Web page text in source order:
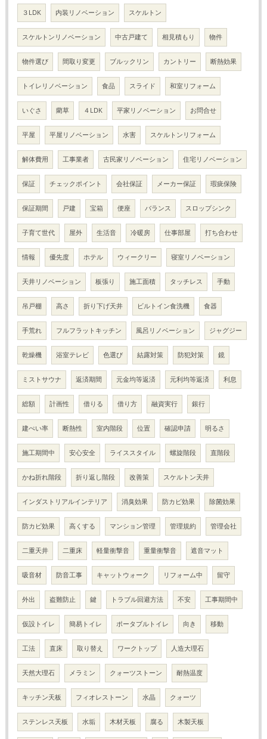
３LDK 内装リノベーション スケルトン
スケルトンリノベーション 中古戸建て 相見積もり 物件
物件選び 間取り変更 ブルックリン カントリー 断熱効果
トイレリノベーション 食品 スライド 和室リフォーム
いぐさ 藺草 ４LDK 平家リノベーション お問合せ
平屋 平屋リノベーション 水害 スケルトンリフォーム
解体費用 工事業者 古民家リノベーション 住宅リノベーション
保証 チェックポイント 会社保証 メーカー保証 瑕疵保険
保証期間 戸建 宝箱 便座 バランス スロップシンク
子育て世代 屋外 生活音 冷暖房 仕事部屋 打ち合わせ
情報 優先度 ホテル ウィークリー 寝室リノベーション
天井リノベーション 板張り 施工面積 タッチレス 手動
吊戸棚 高さ 折り下げ天井 ビルトイン食洗機 食器
手荒れ フルフラットキッチン 風呂リノベーション ジャグジー
乾燥機 浴室テレビ 色選び 結露対策 防犯対策 鏡
ミストサウナ 返済期間 元金均等返済 元利均等返済 利息
総額 計画性 借りる 借り方 融資実行 銀行
建ぺい率 断熱性 室内階段 位置 確認申請 明るさ
施工期間中 安心安全 ライススタイル 螺旋階段 直階段
かね折れ階段 折り返し階段 改善策 スケルトン天井
インダストリアルインテリア 消臭効果 防カビ効果 除菌効果
防カビ効果 高くする マンション管理 管理規約 管理会社
二重天井 二重床 軽量衝撃音 重量衝撃音 遮音マット
吸音材 防音工事 キャットウォーク リフォーム中 留守
外出 盗難防止 鍵 トラブル回避方法 不安 工事期間中
仮設トイレ 簡易トイレ ポータブルトイレ 向き 移動
工法 直床 取り替え ワークトップ 人造大理石
天然大理石 メラミン クォーツストーン 耐熱温度
キッチン天板 フィオレストーン 水晶 クォーツ
ステンレス天板 水垢 木材天板 腐る 木製天板